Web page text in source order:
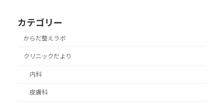
カテゴリー
からだ整えラボ
クリニックだより
内科
皮膚科